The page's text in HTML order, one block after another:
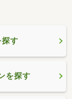
す
を探す